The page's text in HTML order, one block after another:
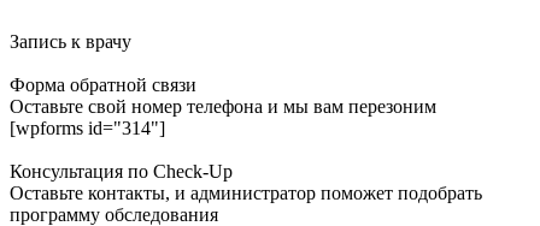
Запись к врачу
Форма обратной связи
Оставьте свой номер телефона и мы вам перезоним
[wpforms id="314"]
Консультация по Check-Up
Оставьте контакты, и администратор поможет подобрать
программу обследования